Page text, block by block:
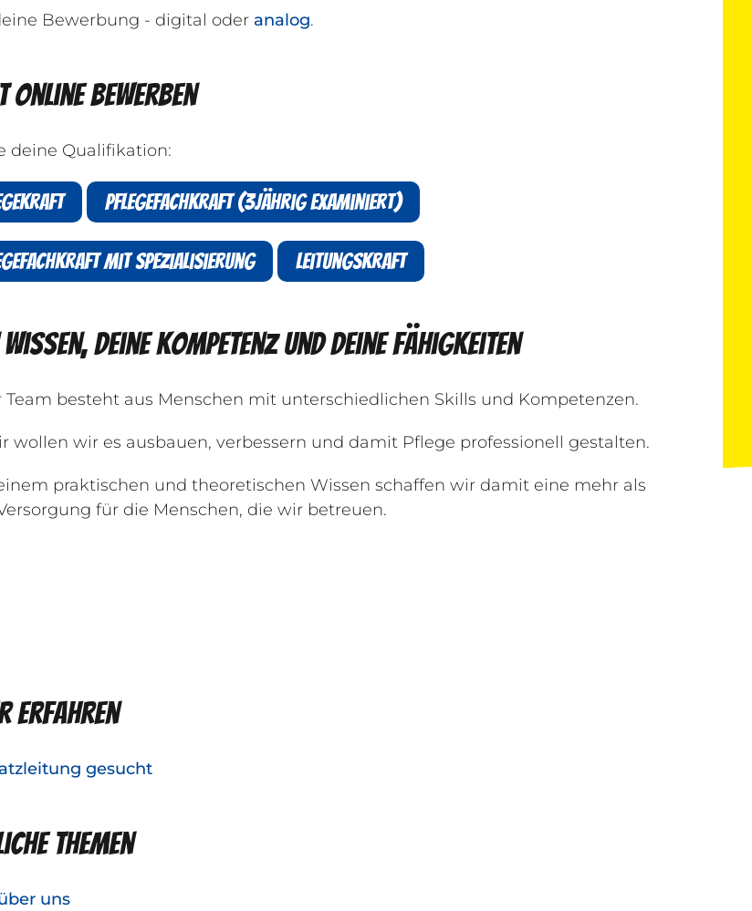
Bewerbung - digital oder analog.
online bewerben
deine Qualifikation:
Pflegefachkraft (3jährig examiniert)
mit Spezialisierung Leitungskraft
Wissen, deine Kompetenz und deine Fähigkeiten
Team besteht aus Menschen mit unterschiedlichen Skills und Kompetenzen.
wollen wir es ausbauen, verbessern und damit Pflege professionell gestalten.
praktischen und theoretischen Wissen schaffen wir damit eine mehr als
für die Menschen, die wir betreuen.
erfahren
gesucht
Themen
uns